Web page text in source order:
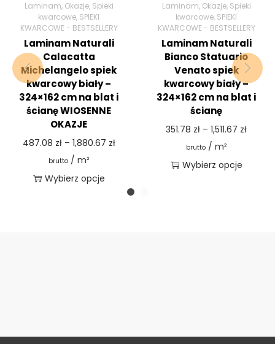
Laminam, Okazje, Spieki
kwarcowe, SPIEKI
KWARCOWE - BESTSELLERY
Laminam Naturali
Calacatta
Michelangelo spiek
kwarcowy biały –
324×162 cm na blat i
ścianę WIOSENNE
OKAZJE
487.08 zł – 1,880.67 zł
brutto/ m²
Wybierz opcje
Laminam, Okazje, Spieki
kwarcowe, SPIEKI
KWARCOWE - BESTSELLERY
Laminam Naturali
Bianco Statuario
Venato spiek
kwarcowy biały –
324×162 cm na blat i
ścianę
351.78 zł – 1,511.67 zł
brutto/ m²
Wybierz opcje